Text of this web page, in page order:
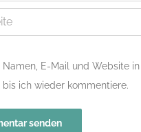
Namen, E-Mail und Website
bis ich wieder kommentiere.